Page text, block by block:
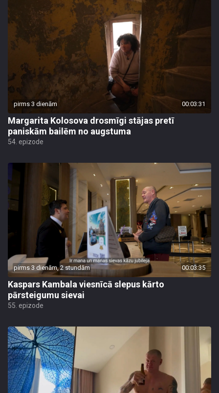
pirms 3 dienām 00:03:31
Margarita Kolosova drosmīgi stājas pretī
paniskām bailēm no augstuma
54. epizode
pirms 3 dienām, 2 stundām 00:03:35
Kaspars Kambala viesnīcā slepus kārto
pārsteigumu sievai
55. epizode